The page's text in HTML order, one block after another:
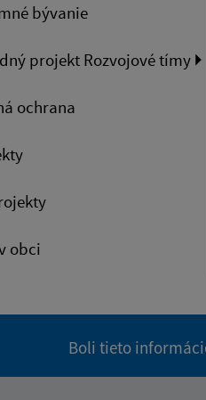
bývanie
projekt Rozvojové tímy
ochrana
obci
Boli tieto